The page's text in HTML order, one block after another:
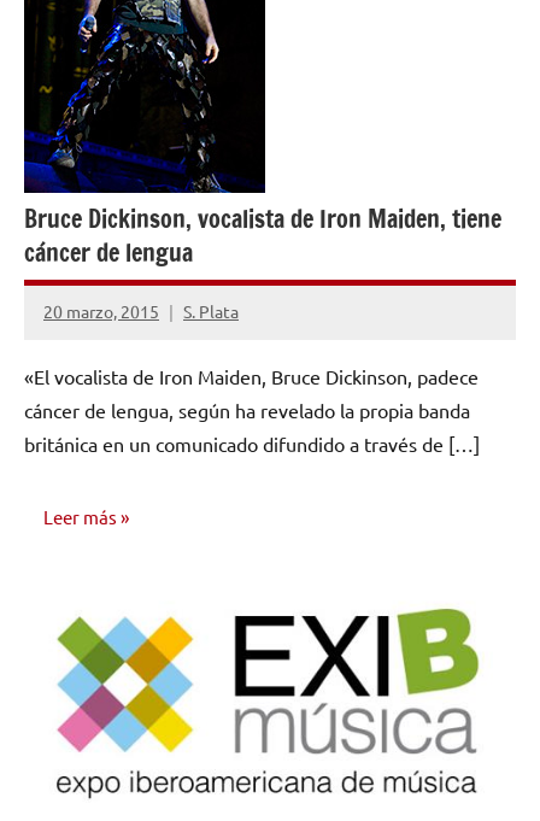
Bruce Dickinson, vocalista de Iron Maiden, tiene
cáncer de lengua
20 marzo, 2015 S. Plata
No
comentarios
«El vocalista de Iron Maiden, Bruce Dickinson, padece
cáncer de lengua, según ha revelado la propia banda
británica en un comunicado difundido a través de […]
Leer más